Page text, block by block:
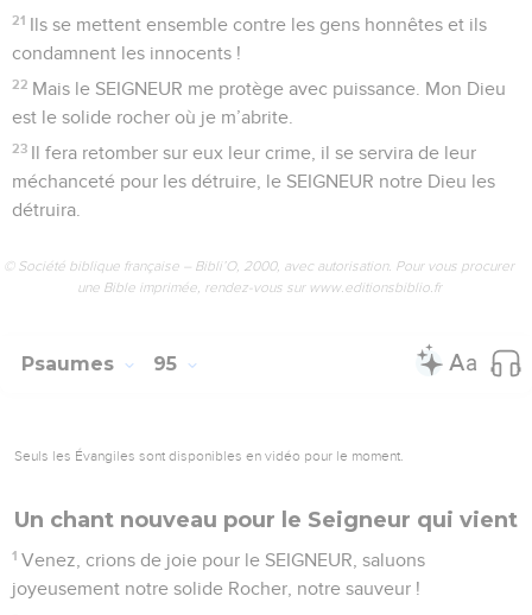
21 Ils se mettent ensemble contre les gens honnêtes et ils
condamnent les innocents !
22 Mais le SEIGNEUR me protège avec puissance. Mon Dieu
est le solide rocher où je m’abrite.
23 Il fera retomber sur eux leur crime, il se servira de leur
méchanceté pour les détruire, le SEIGNEUR notre Dieu les
détruira.
© Société biblique française – Bibli’O, 2000, avec autorisation. Pour vous procurer
une Bible imprimée, rendez-vous sur www.editionsbiblio.fr
Psaumes 95
Seuls les Évangiles sont disponibles en vidéo pour le moment.
Un chant nouveau pour le Seigneur qui vient
1 Venez, crions de joie pour le SEIGNEUR, saluons
joyeusement notre solide Rocher, notre sauveur !